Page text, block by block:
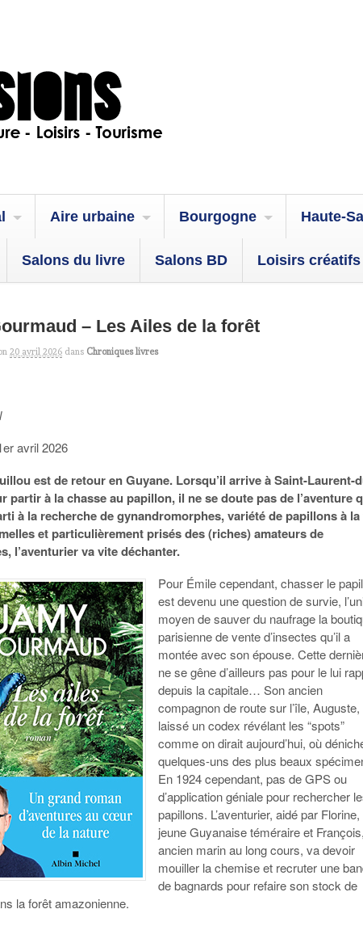
Aire urbaine Bourgogne Haute-
Salons du livre Salons BD Loisirs créatifs
– Les Ailes de la forêt
20 avril 2026 dans Chroniques livres
avril 2026
est de retour en Guyane. Lorsqu’il arrive à Saint-Laurent-
partir à la chasse au papillon, il ne se doute pas de l’aventure
à la recherche de gynandromorphes, variété de papillons à
et particulièrement prisés des (riches) amateurs de
l’aventurier va vite déchanter.
Pour Émile cependant, chasser le
est devenu une question de survie,
moyen de sauver du naufrage la
parisienne de vente d’insectes qu’il a
montée avec son épouse. Cette
ne se gêne d’ailleurs pas pour le lui
depuis la capitale… Son ancien
compagnon de route sur l’île, Auguste,
laissé un codex révélant les “spots”
comme on dirait aujourd’hui, où
quelques-uns des plus beaux
En 1924 cependant, pas de GPS ou
d’application géniale pour rechercher
papillons. L’aventurier, aidé par Florine,
jeune Guyanaise téméraire et François,
ancien marin au long cours, va devoir
mouiller la chemise et recruter une
de bagnards pour refaire son stock de
la forêt amazonienne.